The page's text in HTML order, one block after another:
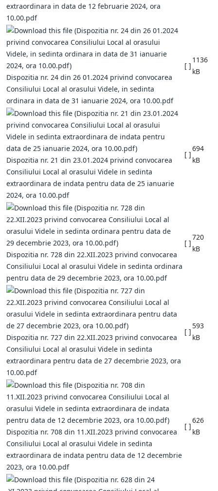
extraordinara in data de 12 februarie 2024, ora
10.00.pdf
Dispozitia nr. 24 din 26 01.2024 privind convocarea
Consiliului Local al orasului Videle, in sedinta
ordinara in data de 31 ianuarie 2024, ora 10.00.pdf
[ ]
1136
kB
Dispozitia nr. 21 din 23.01.2024 privind convocarea
Consiliului Local al orasului Videle in sedinta
extraordinara de indata pentru data de 25 ianuarie
2024, ora 10.00.pdf
[ ]
694
kB
Dispozitia nr. 728 din 22.XII.2023 privind convocarea
Consiliului Local al orasului Videle in sedinta ordinara
pentru data de 29 decembrie 2023, ora 10.00.pdf
[ ]
720
kB
Dispozitia nr. 727 din 22.XII.2023 privind convocarea
Consiliului Local al orasului Videle in sedinta
extraordinara pentru data de 27 decembrie 2023, ora
10.00.pdf
[ ]
593
kB
Dispozitia nr. 708 din 11.XII.2023 privind convocarea
Consiliului Local al orasului Videle in sedinta
extraordinara de indata pentru data de 12 decembrie
2023, ora 10.00.pdf
[ ]
626
kB